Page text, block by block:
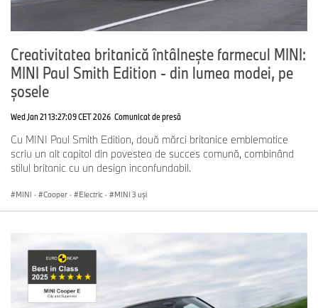
Creativitatea britanică întâlnește farmecul MINI:
MINI Paul Smith Edition - din lumea modei, pe
șosele
Wed Jan 21 13:27:09 CET 2026 Comunicat de presă
Cu MINI Paul Smith Edition, două mărci britanice emblematice
scriu un alt capitol din povestea de succes comună, combinând
stilul britanic cu un design inconfundabil.
MINI · Cooper · Electric · MINI 3 uşi